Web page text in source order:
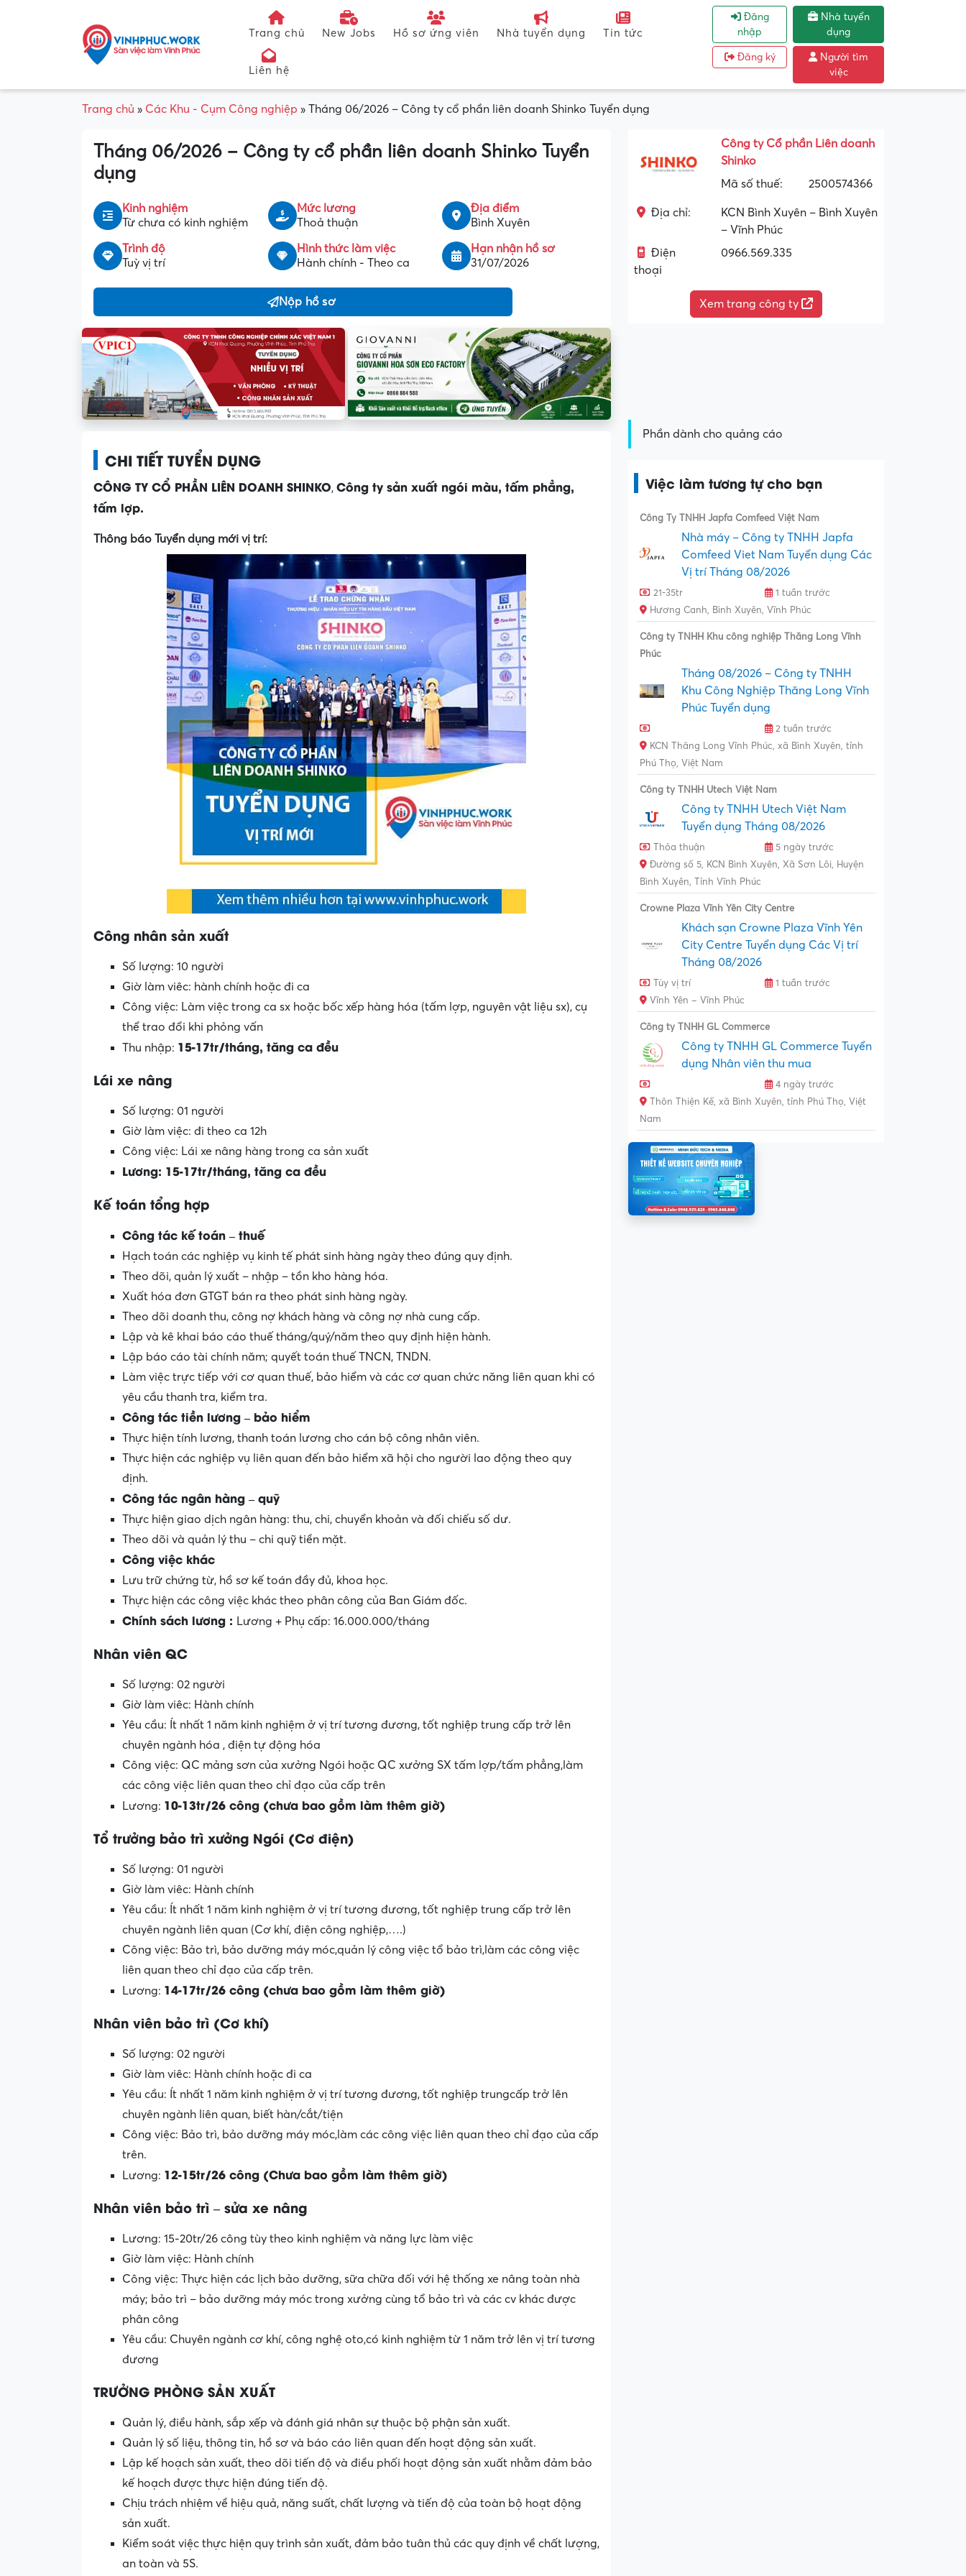
Trang chủ New Jobs Hồ sơ ứng viên Nhà tuyển dụng Tin tức
Liên hệ
Đăng
nhập
Đăng ký
Nhà tuyển
dụng
Người tìm
việc
Trang chủ » Các Khu - Cụm Công nghiệp » Tháng 06/2026 – Công ty cổ phần liên doanh Shinko Tuyển dụng
Tháng 06/2026 – Công ty cổ phần liên doanh Shinko Tuyển
dụng
Kinh nghiệm
Từ chưa có kinh nghiệm
Mức lương
Thoả thuận
Địa điểm
Bình Xuyên
Trình độ
Tuỳ vị trí
Hình thức làm việc
Hành chính - Theo ca
Hạn nhận hồ sơ
31/07/2026
Nộp hồ sơ
Công ty Cổ phần Liên doanh
Shinko
Mã số thuế:
2500574366
Địa chỉ:
KCN Bình Xuyên – Bình Xuyên
– Vĩnh Phúc
Điện
thoại
0966.569.335
Xem trang công ty
CHI TIẾT TUYỂN DỤNG
CÔNG TY CỔ PHẦN LIÊN DOANH SHINKO, Công ty sản xuất ngói màu, tấm phẳng,
tấm lợp.
Thông báo Tuyển dụng mới vị trí:
Công nhân sản xuất
Số lượng: 10 người
Giờ làm viêc: hành chính hoặc đi ca
Công việc: Làm việc trong ca sx hoặc bốc xếp hàng hóa (tấm lợp, nguyên vật liệu sx), cụ
thể trao đổi khi phỏng vấn
Thu nhập: 15-17tr/tháng, tăng ca đều
Lái xe nâng
Số lượng: 01 người
Giờ làm việc: đi theo ca 12h
Công việc: Lái xe nâng hàng trong ca sản xuất
Lương: 15-17tr/tháng, tăng ca đều
Kế toán tổng hợp
Công tác kế toán – thuế
Hạch toán các nghiệp vụ kinh tế phát sinh hàng ngày theo đúng quy định.
Theo dõi, quản lý xuất – nhập – tồn kho hàng hóa.
Xuất hóa đơn GTGT bán ra theo phát sinh hàng ngày.
Theo dõi doanh thu, công nợ khách hàng và công nợ nhà cung cấp.
Lập và kê khai báo cáo thuế tháng/quý/năm theo quy định hiện hành.
Lập báo cáo tài chính năm; quyết toán thuế TNCN, TNDN.
Làm việc trực tiếp với cơ quan thuế, bảo hiểm và các cơ quan chức năng liên quan khi có
yêu cầu thanh tra, kiểm tra.
Công tác tiền lương – bảo hiểm
Thực hiện tính lương, thanh toán lương cho cán bộ công nhân viên.
Thực hiện các nghiệp vụ liên quan đến bảo hiểm xã hội cho người lao động theo quy
định.
Công tác ngân hàng – quỹ
Thực hiện giao dịch ngân hàng: thu, chi, chuyển khoản và đối chiếu số dư.
Theo dõi và quản lý thu – chi quỹ tiền mặt.
Công việc khác
Lưu trữ chứng từ, hồ sơ kế toán đầy đủ, khoa học.
Thực hiện các công việc khác theo phân công của Ban Giám đốc.
Chính sách lương : Lương + Phụ cấp: 16.000.000/tháng
Nhân viên QC
Số lượng: 02 người
Giờ làm viêc: Hành chính
Yêu cầu: Ít nhất 1 năm kinh nghiệm ở vị trí tương đương, tốt nghiệp trung cấp trở lên
chuyên ngành hóa , điện tự động hóa
Công việc: QC mảng sơn của xưởng Ngói hoặc QC xưởng SX tấm lợp/tấm phẳng,làm
các công việc liên quan theo chỉ đạo của cấp trên
Lương: 10-13tr/26 công (chưa bao gồm làm thêm giờ)
Tổ trưởng bảo trì xưởng Ngói (Cơ điện)
Số lượng: 01 người
Giờ làm viêc: Hành chính
Yêu cầu: Ít nhất 1 năm kinh nghiệm ở vị trí tương đương, tốt nghiệp trung cấp trở lên
chuyên ngành liên quan (Cơ khí, điện công nghiệp,….)
Công việc: Bảo trì, bảo dưỡng máy móc,quản lý công việc tổ bảo trì,làm các công việc
liên quan theo chỉ đạo của cấp trên.
Lương: 14-17tr/26 công (chưa bao gồm làm thêm giờ)
Nhân viên bảo trì (Cơ khí)
Số lượng: 02 người
Giờ làm viêc: Hành chính hoặc đi ca
Yêu cầu: Ít nhất 1 năm kinh nghiệm ở vị trí tương đương, tốt nghiệp trungcấp trở lên
chuyên ngành liên quan, biết hàn/cắt/tiện
Công việc: Bảo trì, bảo dưỡng máy móc,làm các công việc liên quan theo chỉ đạo của cấp
trên.
Lương: 12-15tr/26 công (Chưa bao gồm làm thêm giờ)
Nhân viên bảo trì – sửa xe nâng
Lương: 15-20tr/26 công tùy theo kinh nghiệm và năng lực làm việc
Giờ làm việc: Hành chính
Công việc: Thực hiện các lịch bảo dưỡng, sữa chữa đối với hệ thống xe nâng toàn nhà
máy; bảo trì – bảo dưỡng máy móc trong xưởng cùng tổ bảo trì và các cv khác được
phân công
Yêu cầu: Chuyên ngành cơ khí, công nghệ oto,có kinh nghiệm từ 1 năm trở lên vị trí tương
đương
TRƯỞNG PHÒNG SẢN XUẤT
Quản lý, điều hành, sắp xếp và đánh giá nhân sự thuộc bộ phận sản xuất.
Quản lý số liệu, thông tin, hồ sơ và báo cáo liên quan đến hoạt động sản xuất.
Lập kế hoạch sản xuất, theo dõi tiến độ và điều phối hoạt động sản xuất nhằm đảm bảo
kế hoạch được thực hiện đúng tiến độ.
Chịu trách nhiệm về hiệu quả, năng suất, chất lượng và tiến độ của toàn bộ hoạt động
sản xuất.
Kiểm soát việc thực hiện quy trình sản xuất, đảm bảo tuân thủ các quy định về chất lượng,
an toàn và 5S.
Phần dành cho quảng cáo
Việc làm tương tự cho bạn
Công Ty TNHH Japfa Comfeed Việt Nam
Nhà máy – Công ty TNHH Japfa
Comfeed Viet Nam Tuyển dụng Các
Vị trí Tháng 08/2026
21-35tr
1 tuần trước
Hương Canh, Bình Xuyên, Vĩnh Phúc
Công ty TNHH Khu công nghiệp Thăng Long Vĩnh
Phúc
Tháng 08/2026 – Công ty TNHH
Khu Công Nghiệp Thăng Long Vĩnh
Phúc Tuyển dụng
2 tuần trước
KCN Thăng Long Vĩnh Phúc, xã Bình Xuyên, tỉnh
Phú Thọ, Việt Nam
Công ty TNHH Utech Việt Nam
Công ty TNHH Utech Việt Nam
Tuyển dụng Tháng 08/2026
Thỏa thuận
5 ngày trước
Đường số 5, KCN Bình Xuyên, Xã Sơn Lôi, Huyện
Bình Xuyên, Tỉnh Vĩnh Phúc
Crowne Plaza Vĩnh Yên City Centre
Khách sạn Crowne Plaza Vĩnh Yên
City Centre Tuyển dụng Các Vị trí
Tháng 08/2026
Tùy vị trí
1 tuần trước
Vĩnh Yên – Vĩnh Phúc
Công ty TNHH GL Commerce
Công ty TNHH GL Commerce Tuyển
dụng Nhân viên thu mua
4 ngày trước
Thôn Thiện Kế, xã Bình Xuyên, tỉnh Phú Thọ, Việt
Nam